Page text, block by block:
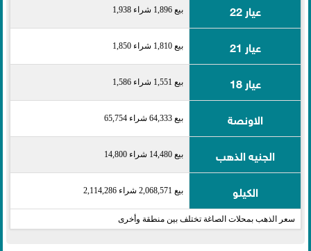
عيار 22 بيع 1,896 شراء 1,938
عيار 21 بيع 1,810 شراء 1,850
عيار 18 بيع 1,551 شراء 1,586
الاونصة بيع 64,333 شراء 65,754
الجنيه الذهب بيع 14,480 شراء 14,800
الكيلو بيع 2,068,571 شراء 2,114,286
سعر الذهب بمحلات الصاغة تختلف بين منطقة وأخرى